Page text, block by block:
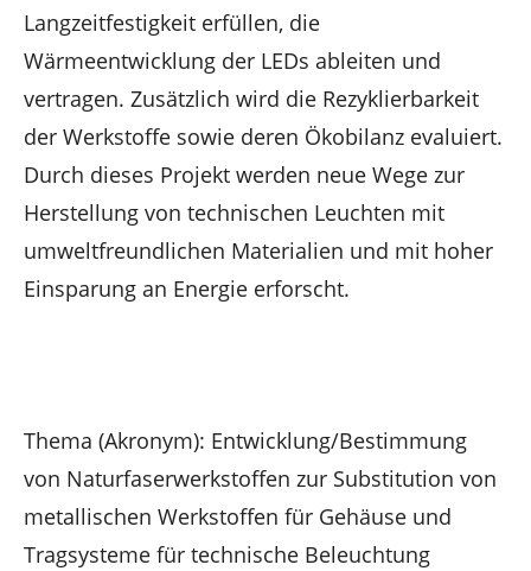
Langzeitfestigkeit erfüllen, die
Wärmeentwicklung der LEDs ableiten und
vertragen. Zusätzlich wird die Rezyklierbarkeit
der Werkstoffe sowie deren Ökobilanz evaluiert.
Durch dieses Projekt werden neue Wege zur
Herstellung von technischen Leuchten mit
umweltfreundlichen Materialien und mit hoher
Einsparung an Energie erforscht.
Thema (Akronym): Entwicklung/Bestimmung
von Naturfaserwerkstoffen zur Substitution von
metallischen Werkstoffen für Gehäuse und
Tragsysteme für technische Beleuchtung